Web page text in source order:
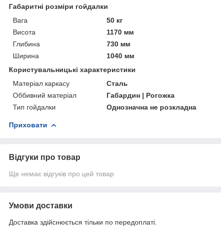
Габаритні розміри гойдалки
Вага
50 кг
Висота
1170 мм
Глибина
730 мм
Ширина
1040 мм
Користувальницькі характеристики
Матеріал каркасу
Сталь
Оббивний матеріал
Габардин | Рогожка
Тип гойдалки
Однозначна не розкладна
Приховати
Відгуки про товар
Ще немає відгуків про цей товар
Умови доставки
Доставка здійснюється тільки по передоплаті.